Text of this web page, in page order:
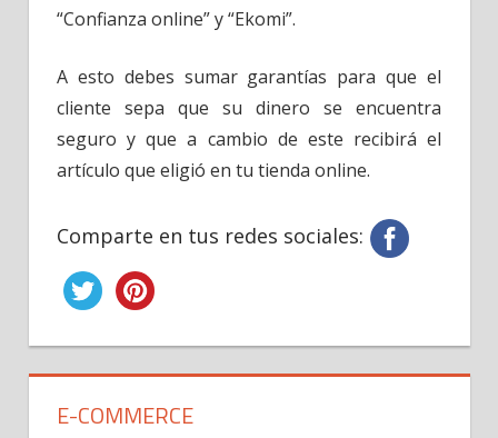
“Confianza online” y “Ekomi”.
A esto debes sumar garantías para que el
cliente sepa que su dinero se encuentra
seguro y que a cambio de este recibirá el
artículo que eligió en tu tienda online.
Comparte en tus redes sociales:
E-COMMERCE